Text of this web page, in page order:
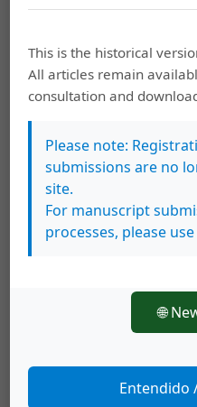
‘Invención’ del
Mexicana. El
Madero (1913)
María Daniela Moreno Vargas
Feminismo,
golpe de Estado
This is the historical
All articles remain
consultation and
Please note:
submissions are no
site.
For manuscript
processes, please
🌐
Entendido